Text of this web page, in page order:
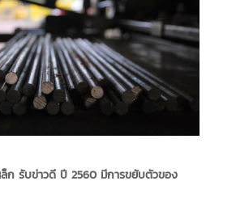
ล็ก รับข่าวดี ปี 2560 มีการขยับตัวของ